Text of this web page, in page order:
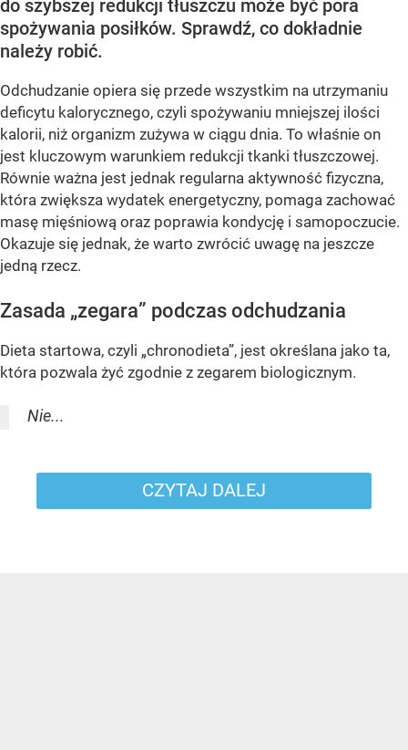
do szybszej redukcji tłuszczu może być pora
spożywania posiłków. Sprawdź, co dokładnie
należy robić.
Odchudzanie opiera się przede wszystkim na utrzymaniu
deficytu kalorycznego, czyli spożywaniu mniejszej ilości
kalorii, niż organizm zużywa w ciągu dnia. To właśnie on
jest kluczowym warunkiem redukcji tkanki tłuszczowej.
Równie ważna jest jednak regularna aktywność fizyczna,
która zwiększa wydatek energetyczny, pomaga zachować
masę mięśniową oraz poprawia kondycję i samopoczucie.
Okazuje się jednak, że warto zwrócić uwagę na jeszcze
jedną rzecz.
Zasada „zegara” podczas odchudzania
Dieta startowa, czyli „chronodieta”, jest określana jako ta,
która pozwala żyć zgodnie z zegarem biologicznym.
Nie...
CZYTAJ DALEJ